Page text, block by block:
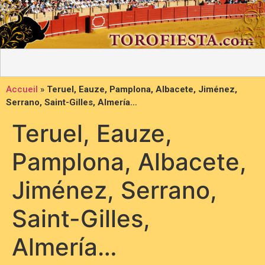
Accueil » Teruel, Eauze, Pamplona, Albacete, Jiménez,
Serrano, Saint-Gilles, Almería…
Teruel, Eauze,
Pamplona, Albacete,
Jiménez, Serrano,
Saint-Gilles,
Almería…